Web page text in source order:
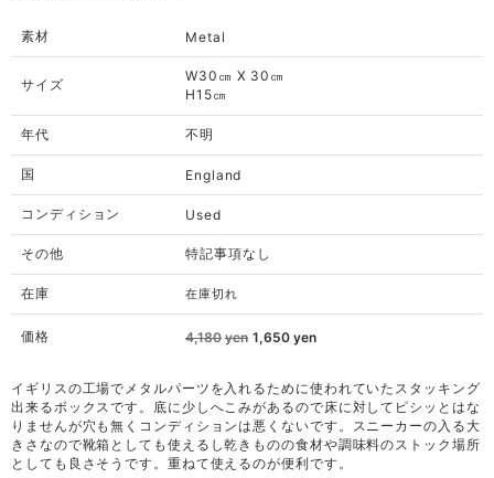
素材 Metal
サイズ
W30㎝ X 30㎝
H15㎝
年代 不明
国 England
コンディション Used
その他 特記事項なし
在庫 在庫切れ
価格 4,180 yen 元
格
は
4,180yen
で
し
1,650 yen現
価
格
は
1,650yen
で
イギリスの工場でメタルパーツを入れるために使われていたスタッキング
出来るボックスです。底に少しへこみがあるので床に対してピシッとはな
りませんが穴も無くコンディションは悪くないです。スニーカーの入る大
きさなので靴箱としても使えるし乾きものの食材や調味料のストック場所
としても良さそうです。重ねて使えるのが便利です。